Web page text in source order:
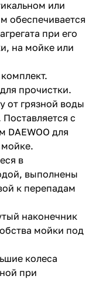
или
обеспечивается
при его
на мойке или
прочистки.
от грязной воды
с
для
в
выполнены
к перепадам
наконечник
мойки под
колеса
при